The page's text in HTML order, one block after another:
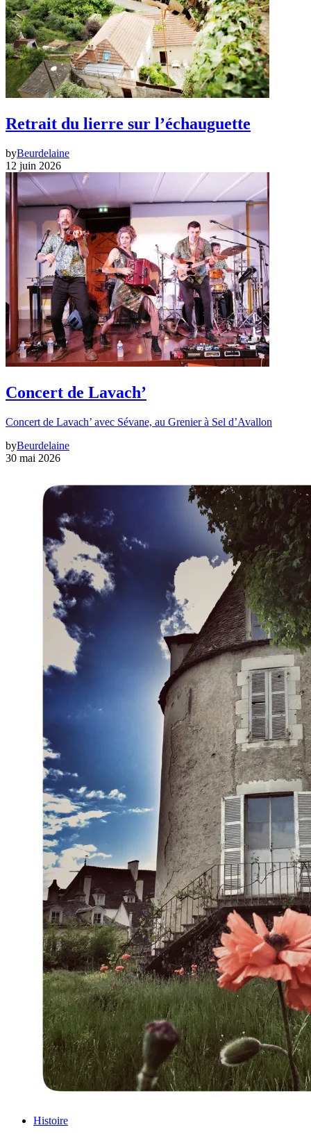
Retrait du lierre sur l’échauguette
byBeurdelaine
12 juin 2026
Concert de Lavach’
Concert de Lavach’ avec Sévane, au Grenier à Sel d’Avallon
byBeurdelaine
30 mai 2026
Histoire